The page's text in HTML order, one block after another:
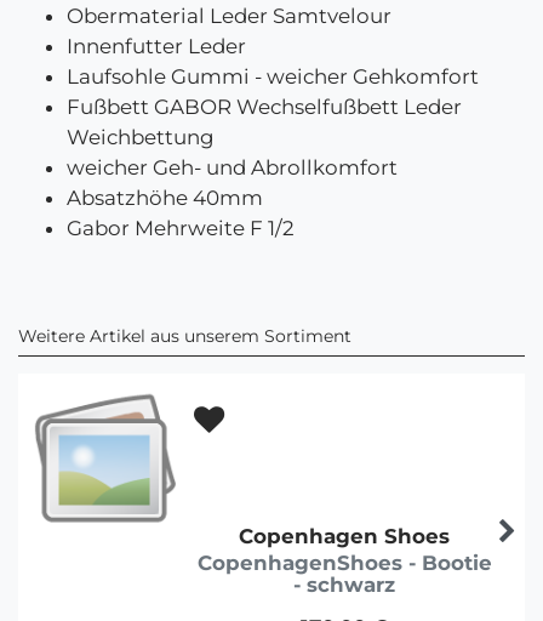
Obermaterial Leder Samtvelour
Innenfutter Leder
Laufsohle Gummi - weicher Gehkomfort
Fußbett GABOR Wechselfußbett Leder
Weichbettung
weicher Geh- und Abrollkomfort
Absatzhöhe 40mm
Gabor Mehrweite F 1/2
Weitere Artikel aus unserem Sortiment
Copenhagen Shoes
CopenhagenShoes - Bootie
- schwarz